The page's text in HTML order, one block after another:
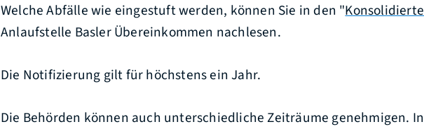
Welche Abfälle wie eingestuft werden, können Sie in den "
Anlaufstelle Basler Übereinkommen nachlesen.
Die Notifizierung gilt für höchstens ein Jahr.
Die Behörden können auch unterschiedliche Zeiträume genehmigen.